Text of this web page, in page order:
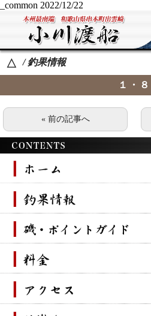
_common 2022/12/22
△ / 釣果情報
１・８
« 前の記事へ